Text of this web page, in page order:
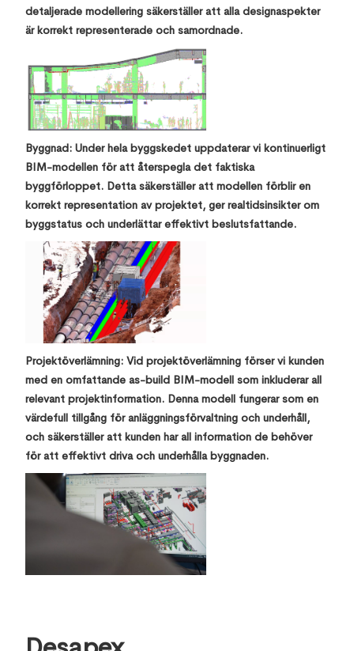
detaljerade modellering säkerställer att alla designaspekter
är korrekt representerade och samordnade.
Byggnad: Under hela byggskedet uppdaterar vi kontinuerligt
BIM-modellen för att återspegla det faktiska
byggförloppet. Detta säkerställer att modellen förblir en
korrekt representation av projektet, ger realtidsinsikter om
byggstatus och underlättar effektivt beslutsfattande.
Projektöverlämning: Vid projektöverlämning förser vi kunden
med en omfattande as-build BIM-modell som inkluderar all
relevant projektinformation. Denna modell fungerar som en
värdefull tillgång för anläggningsförvaltning och underhåll,
och säkerställer att kunden har all information de behöver
för att effektivt driva och underhålla byggnaden.